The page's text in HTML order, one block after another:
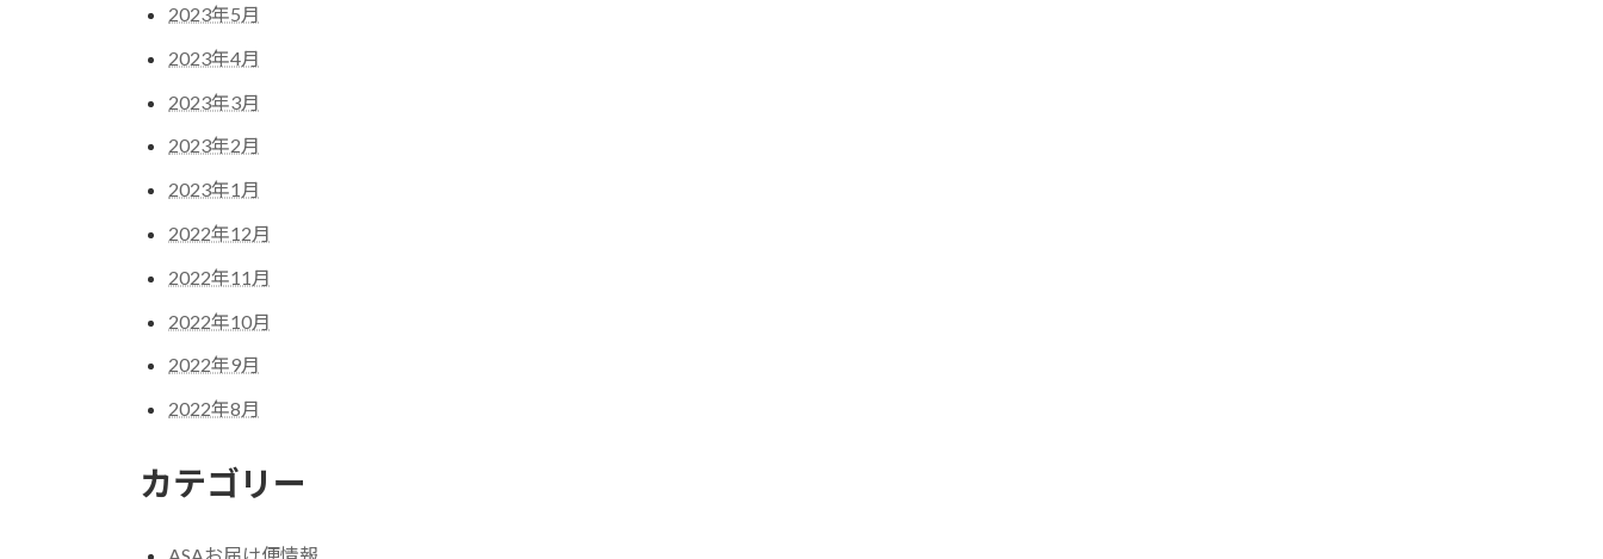
2023年5月
2023年4月
2023年3月
2023年2月
2023年1月
2022年12月
2022年11月
2022年10月
2022年9月
2022年8月
カテゴリー